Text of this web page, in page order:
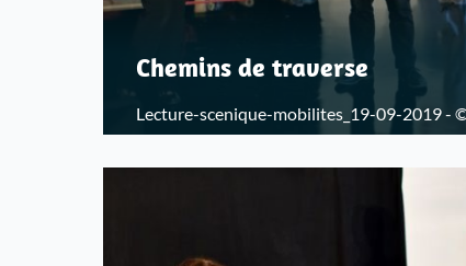
Chemins de traverse
Lecture-scenique-mobilites_19-09-2019 -
départementales du Bas-Rhin